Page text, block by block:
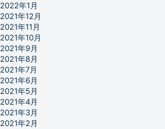
2022年1月
2021年12月
2021年11月
2021年10月
2021年9月
2021年8月
2021年7月
2021年6月
2021年5月
2021年4月
2021年3月
2021年2月